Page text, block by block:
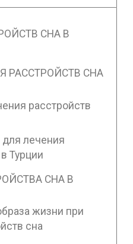
СНА В
РАССТРОЙСТВ СНА
расстройств
для лечения
Турции
СНА В
жизни при
сна